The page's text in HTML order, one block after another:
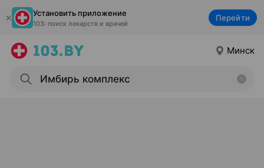
Установить приложение
103: поиск лекарств и врачей
Перейти
Минск